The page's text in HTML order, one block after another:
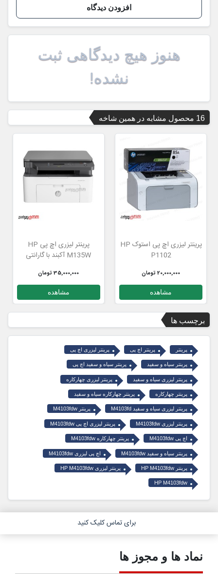
افزودن دیدگاه
هنوز هیچ دیدگاهی ثبت
نشده!
16 محصول مشابه در همین شاخه
پرینتر لیزری اچ پی استوک HP
P1102
20,000,000 تومان
مشاهده
پرینتر لیزری اچ پی HP
M135W آکبند با گارانتی
35,000,000 تومان
مشاهده
برچسب ها
پرینتر پرینتر اچ پی پرینتر لیزری اچ پی
پرینتر سیاه و سفید پرینتر سیاه و سفید اچ پی
پرینتر لیزری سیاه و سفید پرینتر لیزری چهارکاره
پرینتر چهارکاره پرینتر چهارکاره سیاه و سفید
پرینتر لیزری سیاه و سفید M4103fd پرینتر M4103fdw
پرینتر لیزری M4103fdw پرینتر لیزری اچ پی M4103fdw
اچ پی M4103fdw پرینتر چهارکاره M4103fdw
پرینتر سیاه و سفید M4103fdw اچ پی لیزری M4103fdw
پرینتر HP M4103fdw پرینتر لیزری HP M4103fdw
HP M4103fdw
برای تماس کلیک کنید
نماد ها و مجوز ها